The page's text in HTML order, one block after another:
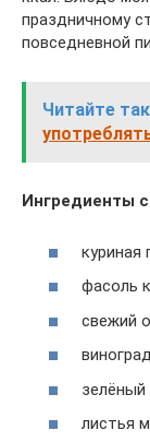
праздничному
повседневной
Читайте
Ингредиенты
куриная
фасоль
свежий
зелёный
листья